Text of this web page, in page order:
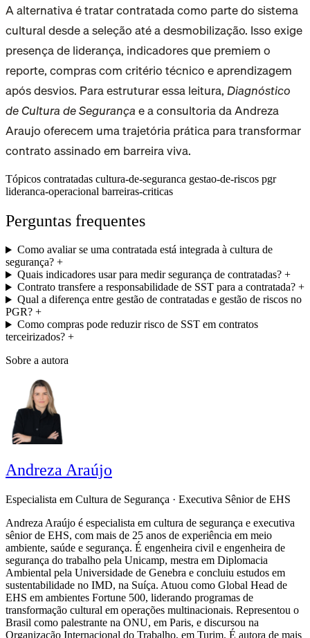
A alternativa é tratar contratada como parte do sistema
cultural desde a seleção até a desmobilização. Isso exige
presença de liderança, indicadores que premiem o
reporte, compras com critério técnico e aprendizagem
após desvios. Para estruturar essa leitura,Diagnóstico
de Cultura de Segurançae a consultoria da Andreza
Araujo oferecem uma trajetória prática para transformar
contrato assinado em barreira viva.
Tópicos contratadas cultura-de-seguranca gestao-de-riscos pgr
lideranca-operacional barreiras-criticas
Perguntas frequentes
Como avaliar se uma contratada está integrada à cultura de
segurança? +
Quais indicadores usar para medir segurança de contratadas?+
Contrato transfere a responsabilidade de SST para a contratada?+
Qual a diferença entre gestão de contratadas e gestão de riscos no
PGR? +
Como compras pode reduzir risco de SST em contratos
terceirizados? +
Sobre a autora
Andreza Araújo
Especialista em Cultura de Segurança · Executiva Sênior de EHS
Andreza Araújo é especialista em cultura de segurança e executiva
sênior de EHS, com mais de 25 anos de experiência em meio
ambiente, saúde e segurança. É engenheira civil e engenheira de
segurança do trabalho pela Unicamp, mestra em Diplomacia
Ambiental pela Universidade de Genebra e concluiu estudos em
sustentabilidade no IMD, na Suíça. Atuou como Global Head de
EHS em ambientes Fortune 500, liderando programas de
transformação cultural em operações multinacionais. Representou o
Brasil como palestrante na ONU, em Paris, e discursou na
Organização Internacional do Trabalho, em Turim. É autora de mais